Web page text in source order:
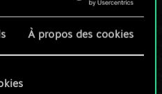
À propos des cookies
ce
jeu de